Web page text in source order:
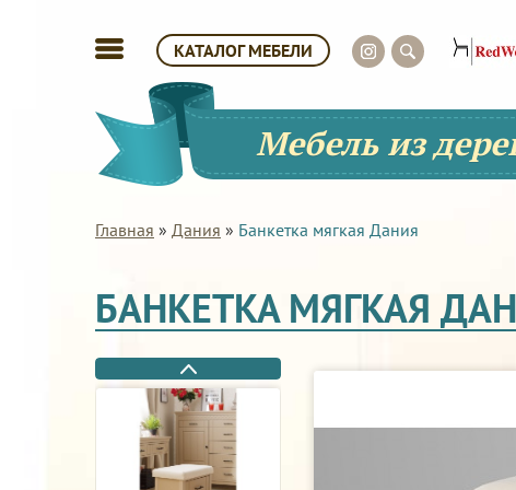
КАТАЛОГ МЕБЕЛИ
Мебель из
Главная » Дания » Банкетка мягкая Дания
БАНКЕТКА МЯГКАЯ